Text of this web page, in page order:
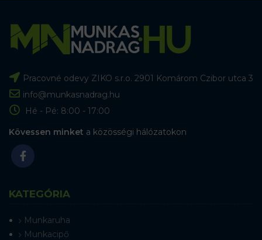
Pracovné odevy ZIKO s.r.o. 2901 Komárom Czibor utca 3
info@munkasnadrag.hu
Hé - Pé: 8:00 - 17:00
Kövessen minket a közösségi hálózatokon
KATEGÓRIA
Munkaruha
Munkacipő